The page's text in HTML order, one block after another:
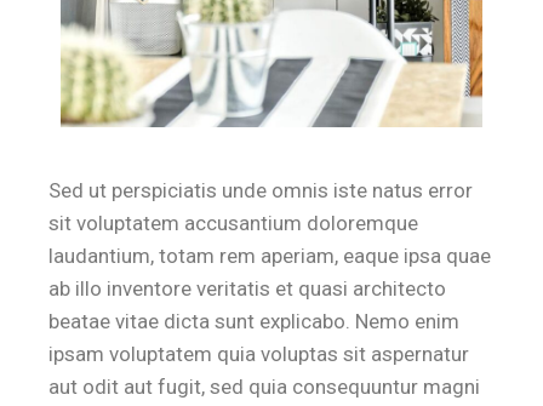
Sed ut perspiciatis unde omnis iste natus error
sit voluptatem accusantium doloremque
laudantium, totam rem aperiam, eaque ipsa quae
ab illo inventore veritatis et quasi architecto
beatae vitae dicta sunt explicabo. Nemo enim
ipsam voluptatem quia voluptas sit aspernatur
aut odit aut fugit, sed quia consequuntur magni